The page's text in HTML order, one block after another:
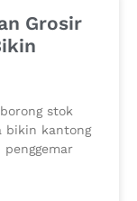
Grosir
stok
bikin kantong